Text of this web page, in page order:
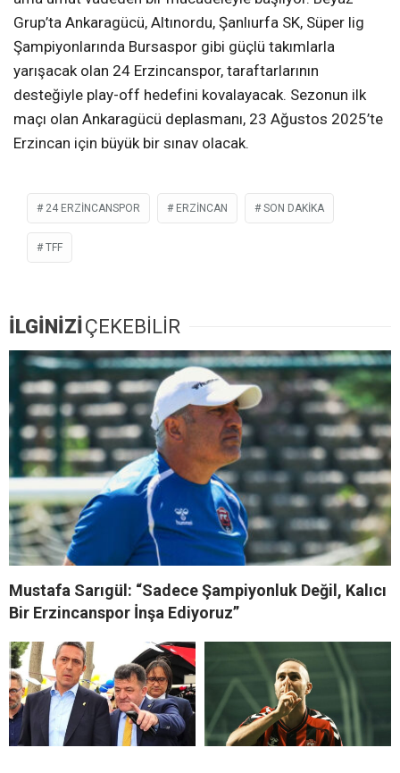
Grup’ta Ankaragücü, Altınordu, Şanlıurfa SK, Süper lig
Şampiyonlarında Bursaspor gibi güçlü takımlarla
yarışacak olan 24 Erzincanspor, taraftarlarının
desteğiyle play-off hedefini kovalayacak. Sezonun ilk
maçı olan Ankaragücü deplasmanı, 23 Ağustos 2025’te
Erzincan için büyük bir sınav olacak.
24 ERZİNCANSPOR ERZINCAN SON DAKIKA
TFF
İLGİNİZİÇEKEBİLİR
Mustafa Sarıgül: “Sadece Şampiyonluk Değil, Kalıcı
Bir Erzincanspor İnşa Ediyoruz”